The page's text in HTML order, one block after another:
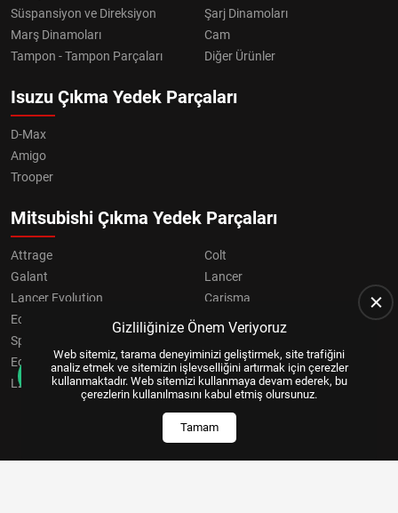
Süspansiyon ve Direksiyon
Şarj Dinamoları
Marş Dinamoları
Cam
Tampon - Tampon Parçaları
Diğer Ürünler
Isuzu Çıkma Yedek Parçaları
D-Max
Amigo
Trooper
Mitsubishi Çıkma Yedek Parçaları
Attrage
Colt
Galant
Lancer
Lancer Evolution
Carisma
Eclipse
Grandis
Space Star
Eclipse Cross
OUTLANDER
L200
Pajero
Gizliliğinize Önem Veriyoruz
Web sitemiz, tarama deneyiminizi geliştirmek, site trafiğini
analiz etmek ve sitemizin işlevselliğini artırmak için çerezler
kullanmaktadır. Web sitemizi kullanmaya devam ederek, bu
çerezlerin kullanılmasını kabul etmiş olursunuz.
Tamam